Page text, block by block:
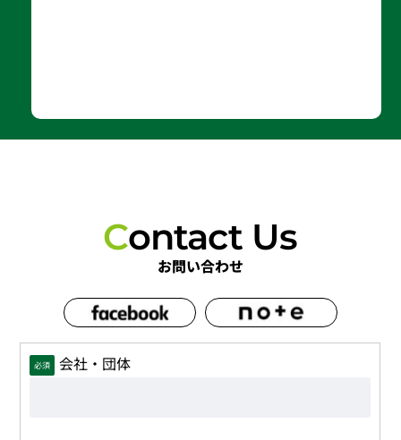
Contact Us
お問い合わせ
必須 会社・団体